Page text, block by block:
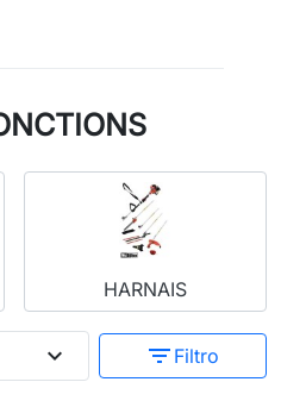
HARNAIS
expand_more filter_list Filtro